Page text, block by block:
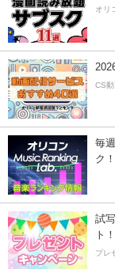
オリ
CS
毎
ク！
試
ト！
プレ